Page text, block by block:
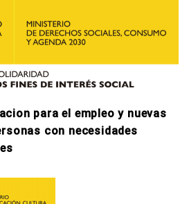
para el empleo y nuevas
con necesidades